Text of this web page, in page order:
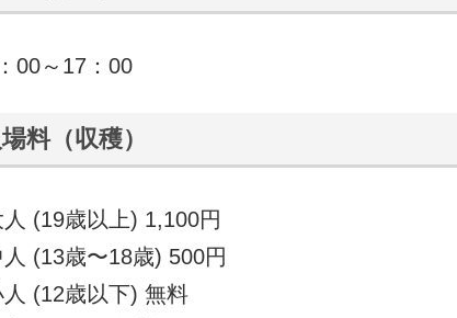
00～17：00
料（収穫）
人 (19歳以上) 1,100円
人 (13歳〜18歳) 500円
人 (12歳以下) 無料